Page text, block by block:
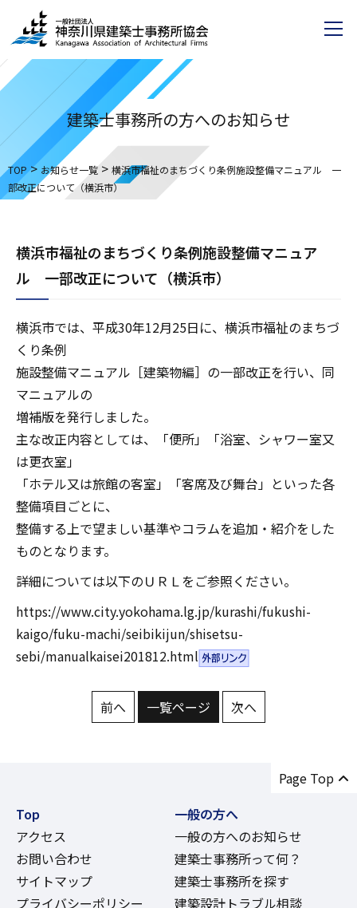
建築士事務所の方へのお知らせ
TOP> お知らせ一覧> 横浜市福祉のまちづくり条例施設整備マニュアル 一
部改正について（横浜市）
横浜市福祉のまちづくり条例施設整備マニュア
ル 一部改正について（横浜市）
横浜市では、平成30年12月25日に、横浜市福祉のまちづ
くり条例
施設整備マニュアル［建築物編］の一部改正を行い、同
マニュアルの
増補版を発行しました。
主な改正内容としては、「便所」「浴室、シャワー室又
は更衣室」
「ホテル又は旅館の客室」「客席及び舞台」といった各
整備項目ごとに、
整備する上で望ましい基準やコラムを追加・紹介をした
ものとなります。
詳細については以下のＵＲＬをご参照ください。
https://www.city.yokohama.lg.jp/kurashi/fukushi-
kaigo/fuku-machi/seibikijun/shisetsu-
sebi/manualkaisei201812.html
前へ 一覧ページ 次へ
Page Top
Top
アクセス
お問い合わせ
サイトマップ
プライバシーポリシー
一般の方へ
一般の方へのお知らせ
建築士事務所って何？
建築士事務所を探す
建築設計トラブル相談